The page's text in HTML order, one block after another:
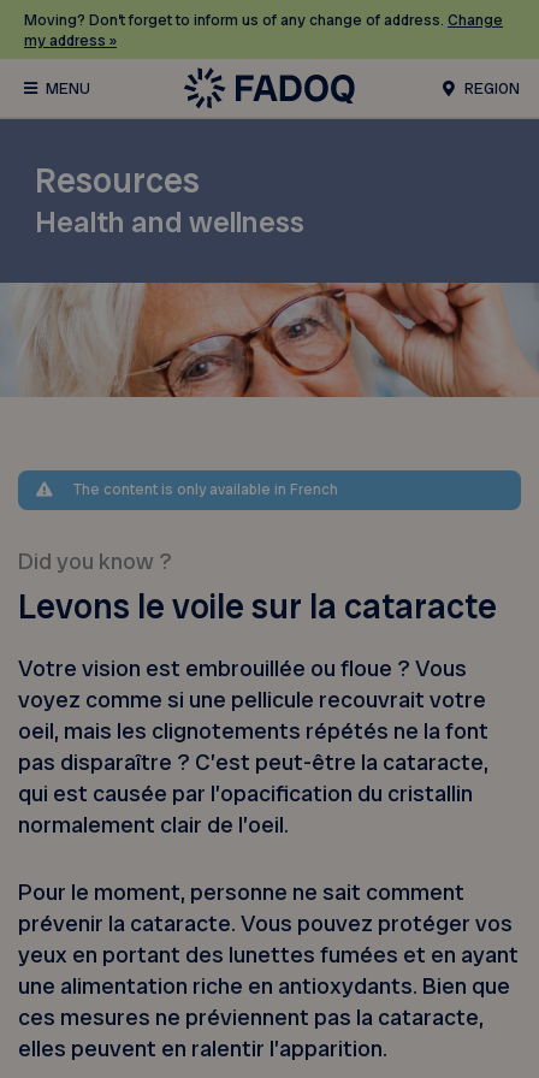
Moving? Don’t forget to inform us of any change of address. Change
my address »
REGION
Resources
Health and wellness
The content is only available in French
Did you know ?
Levons le voile sur la cataracte
Votre vision est embrouillée ou floue ? Vous
voyez comme si une pellicule recouvrait votre
oeil, mais les clignotements répétés ne la font
pas disparaître ? C’est peut-être la cataracte,
qui est causée par l’opacification du cristallin
normalement clair de l’oeil.
Pour le moment, personne ne sait comment
prévenir la cataracte. Vous pouvez protéger vos
yeux en portant des lunettes fumées et en ayant
une alimentation riche en antioxydants. Bien que
ces mesures ne préviennent pas la cataracte,
elles peuvent en ralentir l’apparition.